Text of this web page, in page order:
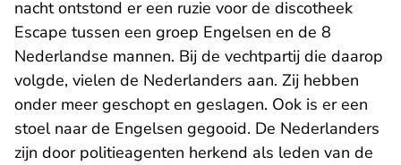
nacht ontstond er een ruzie voor de discotheek
Escape tussen een groep Engelsen en de 8
Nederlandse mannen. Bij de vechtpartij die daarop
volgde, vielen de Nederlanders aan. Zij hebben
onder meer geschopt en geslagen. Ook is er een
stoel naar de Engelsen gegooid. De Nederlanders
zijn door politieagenten herkend als leden van de